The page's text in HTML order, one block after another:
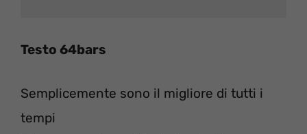
Testo 64bars
Semplicemente sono il migliore di tutti i
tempi